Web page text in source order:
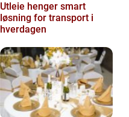
Utleie henger smart
løsning for transport i
hverdagen